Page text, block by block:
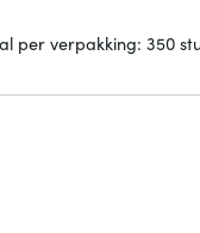
per verpakking: 350